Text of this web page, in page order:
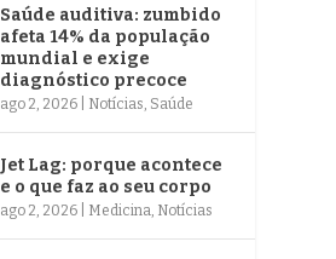
Saúde auditiva: zumbido
afeta 14% da população
mundial e exige
diagnóstico precoce
ago 2, 2026 Notícias, Saúde
Jet Lag: porque acontece
e o que faz ao seu corpo
ago 2, 2026 Medicina, Notícias